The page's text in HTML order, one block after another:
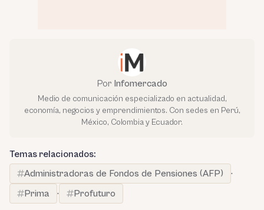
Por Infomercado
Medio de comunicación especializado en actualidad,
economía, negocios y emprendimientos. Con sedes en Perú,
México, Colombia y Ecuador.
Temas relacionados:
Administradoras de Fondos de Pensiones (AFP)
·
Prima
· Profuturo